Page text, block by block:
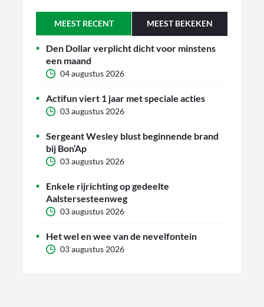
MEEST RECENT MEEST BEKEKEN
Den Dollar verplicht dicht voor minstens
een maand
04 augustus 2026
Actifun viert 1 jaar met speciale acties
03 augustus 2026
Sergeant Wesley blust beginnende brand
bij Bon’Ap
03 augustus 2026
Enkele rijrichting op gedeelte
Aalstersesteenweg
03 augustus 2026
Het wel en wee van de nevelfontein
03 augustus 2026